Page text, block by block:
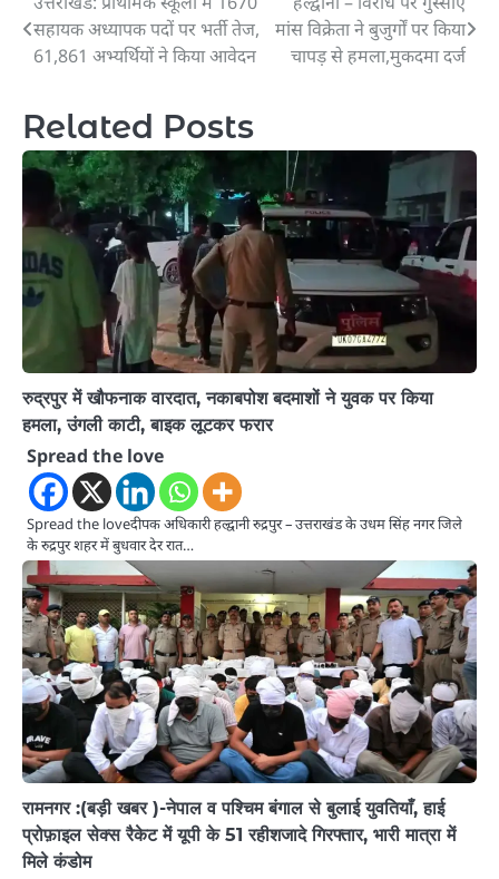
Post
navigation
सहायक अध्यापक पदों पर भर्ती तेज,
61,861 अभ्यर्थियों ने किया आवेदन
मांस विक्रेता ने बुजुर्गों पर किया
चापड़ से हमला,मुकदमा दर्ज
Related Posts
रुद्रपुर में खौफनाक वारदात, नकाबपोश बदमाशों ने युवक पर किया
हमला, उंगली काटी, बाइक लूटकर फरार
Spread the love
Spread the loveदीपक अधिकारी हल्द्वानी रुद्रपुर – उत्तराखंड के उधम सिंह नगर जिले
के रुद्रपुर शहर में बुधवार देर रात…
रामनगर :(बड़ी खबर )-नेपाल व पश्चिम बंगाल से बुलाई युवतियाँ, हाई
प्रोफ़ाइल सेक्स रैकेट में यूपी के 51 रहीशजादे गिरफ्तार, भारी मात्रा में
मिले कंडोम